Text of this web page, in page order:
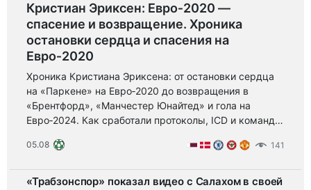
Кристиан Эриксен: Евро‑2020 —
спасение и возвращение. Хроника
остановки сердца и спасения на
Евро‑2020
Хроника Кристиана Эриксена: от остановки сердца
на «Паркене» на Евро‑2020 до возвращения в
«Брентфорд», «Манчестер Юнайтед» и гола на
Евро‑2024. Как сработали протоколы, ICD и команда
05.08 141
«Трабзонспор» показал видео с Салахом в своей